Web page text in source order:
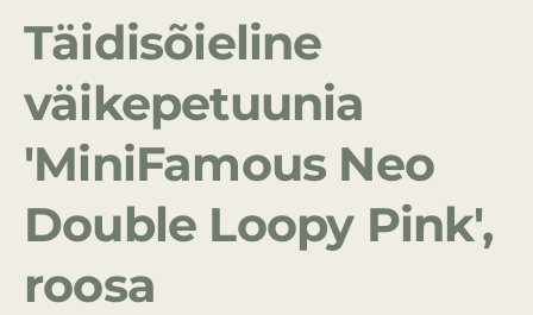
Täidisõieline
väikepetuunia
'MiniFamous Neo
Double Loopy Pink',
roosa